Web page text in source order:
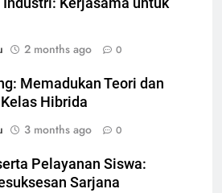
Industri: Kerjasama untuk
2 months ago 0
Memadukan Teori dan
Hibrida
3 months ago 0
Pelayanan Siswa:
Sarjana